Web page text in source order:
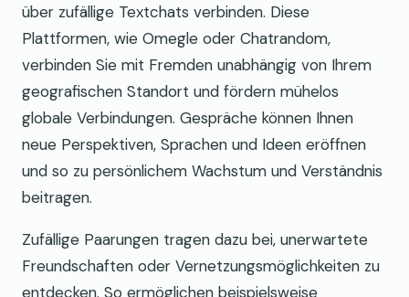
über zufällige Textchats verbinden. Diese
Plattformen, wie Omegle oder Chatrandom,
verbinden Sie mit Fremden unabhängig von Ihrem
geografischen Standort und fördern mühelos
globale Verbindungen. Gespräche können Ihnen
neue Perspektiven, Sprachen und Ideen eröffnen
und so zu persönlichem Wachstum und Verständnis
beitragen.
Zufällige Paarungen tragen dazu bei, unerwartete
Freundschaften oder Vernetzungsmöglichkeiten zu
entdecken. So ermöglichen beispielsweise